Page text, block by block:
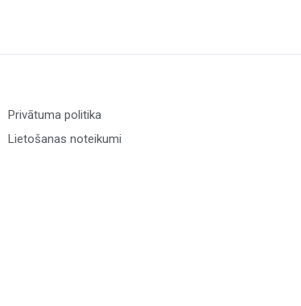
Privātuma politika
Lietošanas noteikumi